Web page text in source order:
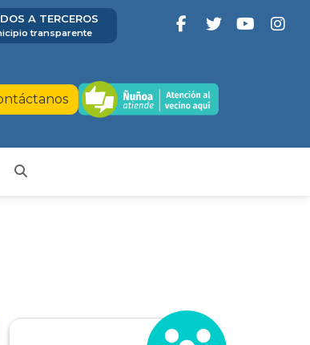
A TERCEROS
transparente